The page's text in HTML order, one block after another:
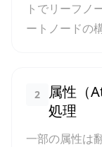
トでリーフノ
ートノードの
2
属性（
処理
一部の属性は